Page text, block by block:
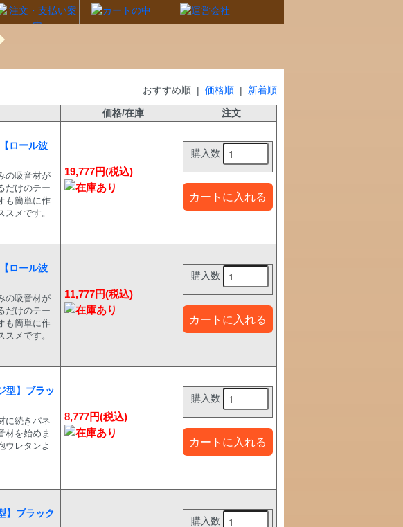
おすすめ順 | 価格順 | 新着順
価格/在庫 注文
ロール波
の吸音材が
だけのテー
も簡単に作
メです。
19,777円(税込)
購入数
ロール波
の吸音材が
だけのテー
も簡単に作
メです。
11,777円(税込)
購入数
型】ブラッ
に続きパネ
材を始めま
ウレタンよ
8,777円(税込)
購入数
】ブラック
購入数